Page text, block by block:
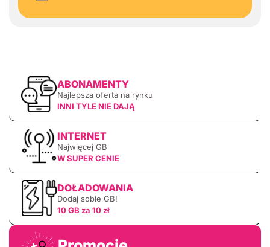
ABONAMENTY
Najlepsza oferta na rynku
INNI TYLE NIE DAJĄ
INTERNET
Najwięcej GB
W SUPER CENIE
DOŁADOWANIA
Dodaj sobie GB!
10 GB za 10 zł